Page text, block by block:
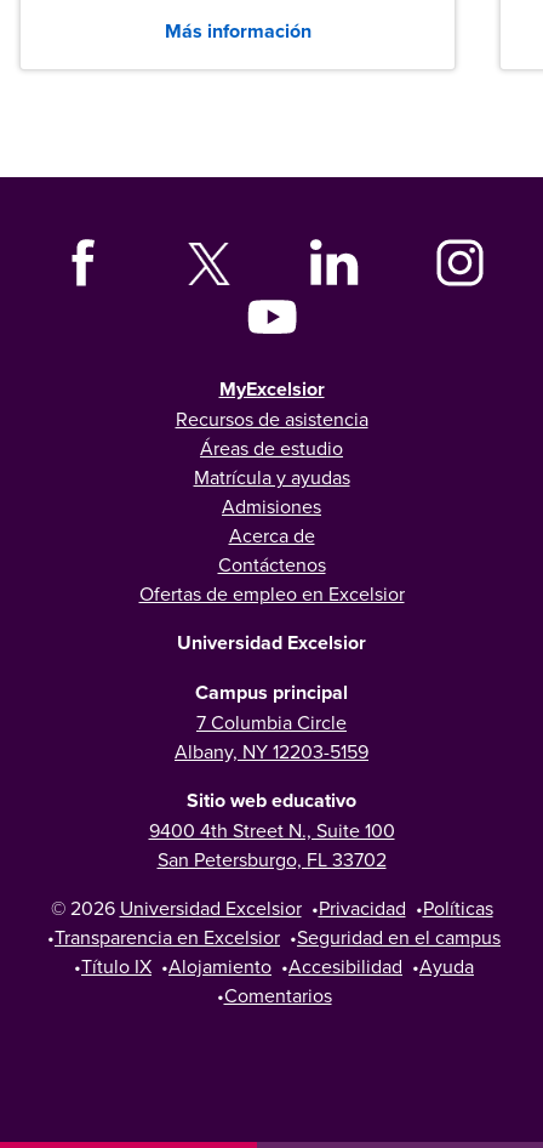
tanto las empresas como los recién
graduados en todo Estados Unidos.
Más información
MyExcelsior
Recursos de asistencia
Áreas de estudio
Matrícula y ayudas
Admisiones
Acerca de
Contáctenos
Ofertas de empleo en Excelsior
Universidad Excelsior
Campus principal
7 Columbia Circle
Albany, NY 12203-5159
Sitio web educativo
9400 4th Street N., Suite 100
San Petersburgo, FL 33702
© 2026 Universidad Excelsior •Privacidad •Políticas
•Transparencia en Excelsior •Seguridad en el campus
•Título IX •Alojamiento •Accesibilidad •Ayuda
•Comentarios